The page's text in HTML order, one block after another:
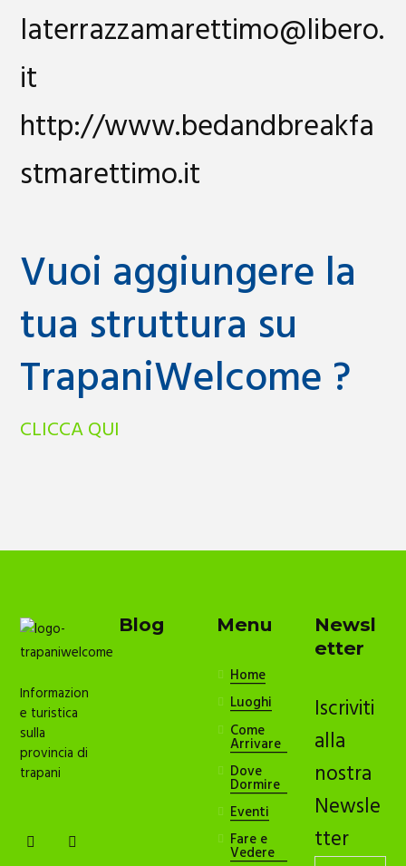
laterrazzamarettimo@libero.
it
http://www.bedandbreakfa
stmarettimo.it
Vuoi aggiungere la
tua struttura su
TrapaniWelcome ?
CLICCA QUI
Informazion
e turistica
sulla
provincia di
trapani
Blog Menu
Home
Luoghi
Come
Arrivare
Dove
Dormire
Eventi
Fare e
Vedere
Newsl
etter
Iscriviti
alla
nostra
Newsle
tter